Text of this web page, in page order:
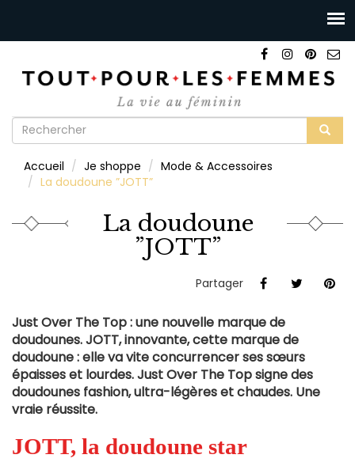
Formulaire
recherche
Accueil Je shoppe
Mode & Accessoires
La doudoune ”JOTT”
La doudoune
”JOTT”
Partager
Just Over The Top : une nouvelle marque de
doudounes. JOTT, innovante, cette marque de
doudoune : elle va vite concurrencer ses sœurs
épaisses et lourdes. Just Over The Top signe des
doudounes fashion, ultra-légères et chaudes. Une
vraie réussite.
JOTT, la doudoune star